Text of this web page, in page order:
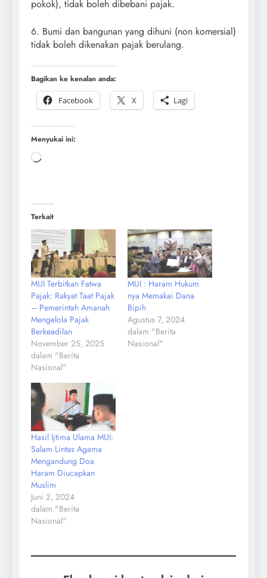
pokok), tidak boleh dibebani pajak.
6. Bumi dan bangunan yang dihuni (non komersial)
tidak boleh dikenakan pajak berulang.
Bagikan ke kenalan anda:
Facebook
X Lagi
Menyukai ini:
Terkait
MUI Terbitkan Fatwa
Pajak: Rakyat Taat Pajak
– Pemerintah Amanah
Mengelola Pajak
Berkeadilan
November 25, 2025
dalam "Berita
Nasional"
MUI : Haram Hukum
nya Memakai Dana
Bipih
Agustus 7, 2024
dalam "Berita
Nasional"
Hasil Ijtima Ulama MUI:
Salam Lintas Agama
Mengandung Doa
Haram Diucapkan
Muslim
Juni 2, 2024
dalam "Berita
Nasional"